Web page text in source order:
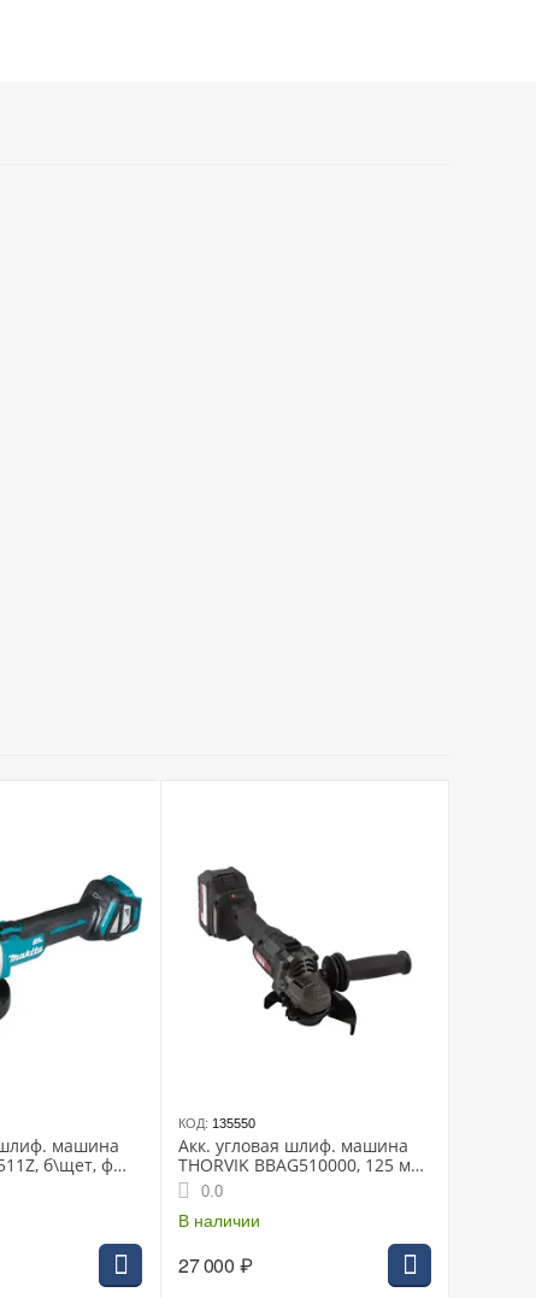
времени работы. Для удобства хранения и
машина
б\щет, ф
8500 об\м,
без АКБ и
КОД: 135550
Акк. угловая шлиф. машина
THORVIK BBAG510000, 125 мм,
10 000 об/мин, бесщеточная,
2*4 Ач.
0.0
В наличии
27 000 ₽